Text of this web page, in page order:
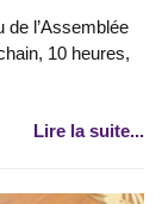
de l’Assemblée
10 heures,
Lire la suite...